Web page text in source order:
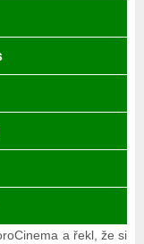
a řekl, že si